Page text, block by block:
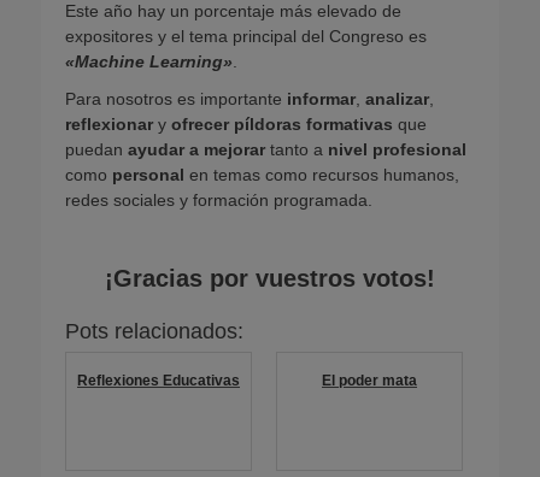
Este año hay un porcentaje más elevado de
expositores y el tema principal del Congreso es
«Machine Learning»
Para nosotros es importante informar analizar
reflexionar y ofrecer píldoras formativas que
puedan ayudar a mejorar tanto a nivel profesional
como personal en temas como recursos humanos,
redes sociales y formación programada.
¡Gracias por vuestros votos!
Pots relacionados:
Reflexiones Educativas El poder mata